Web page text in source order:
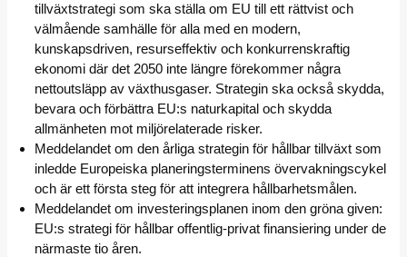
tillväxtstrategi som ska ställa om EU till ett rättvist och
välmående samhälle för alla med en modern,
kunskapsdriven, resurseffektiv och konkurrenskraftig
ekonomi där det 2050 inte längre förekommer några
nettoutsläpp av växthusgaser. Strategin ska också skydda,
bevara och förbättra EU:s naturkapital och skydda
allmänheten mot miljörelaterade risker.
Meddelandet om den årliga strategin för hållbar tillväxt som
inledde Europeiska planeringsterminens övervakningscykel
och är ett första steg för att integrera hållbarhetsmålen.
Meddelandet om investeringsplanen inom den gröna given:
EU:s strategi för hållbar offentlig-privat finansiering under de
närmaste tio åren.